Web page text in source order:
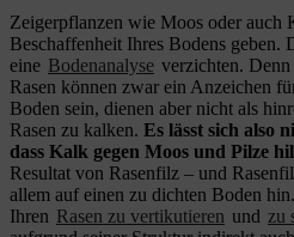
Zeigerpflanzen wie Moos oder auch
Beschaffenheit Ihres Bodens geben.
eine Bodenanalyse verzichten.
Rasen können zwar ein Anzeichen
Boden sein, dienen aber nicht als
Rasen zu kalken. Es lässt sich also
dass Kalk gegen Moos und Pilze
Resultat von Rasenfilz – und
allem auf einen zu dichten Boden
Ihren Rasen zu vertikutieren und zu